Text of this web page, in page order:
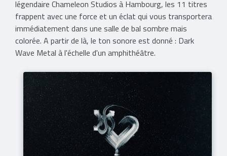
légendaire Chameleon Studios à Hambourg, les 11 titres
frappent avec une force et un éclat qui vous transportera
immédiatement dans une salle de bal sombre mais
colorée. A partir de là, le ton sonore est donné : Dark
Wave Metal à l'échelle d'un amphithéâtre.